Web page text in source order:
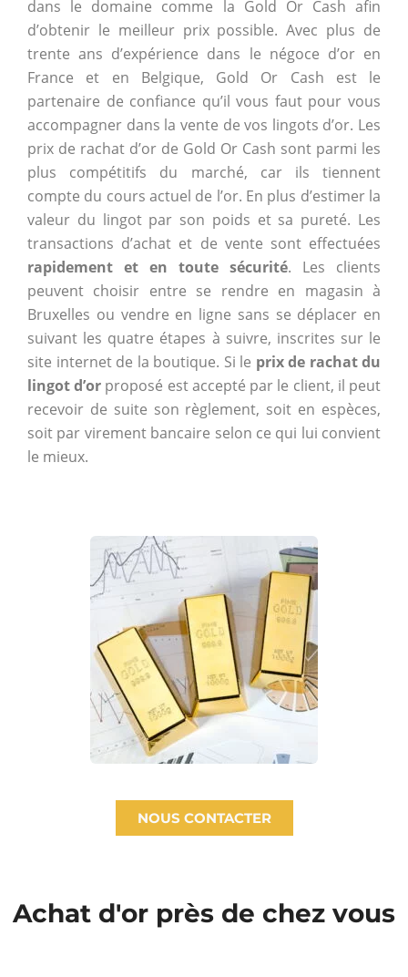
dans le domaine comme la Gold Or Cash afin
d’obtenir le meilleur prix possible. Avec plus de
trente ans d’expérience dans le négoce d’or en
France et en Belgique, Gold Or Cash est le
partenaire de confiance qu’il vous faut pour vous
accompagner dans la vente de vos lingots d’or. Les
prix de rachat d’or de Gold Or Cash sont parmi les
plus compétitifs du marché, car ils tiennent
compte du cours actuel de l’or. En plus d’estimer la
valeur du lingot par son poids et sa pureté. Les
transactions d’achat et de vente sont effectuées
rapidement et en toute sécurité. Les clients
peuvent choisir entre se rendre en magasin à
Bruxelles ou vendre en ligne sans se déplacer en
suivant les quatre étapes à suivre, inscrites sur le
site internet de la boutique. Si le prix de rachat du
lingot d’or proposé est accepté par le client, il peut
recevoir de suite son règlement, soit en espèces,
soit par virement bancaire selon ce qui lui convient
le mieux.
NOUS CONTACTER
Achat d'or près de chez vous